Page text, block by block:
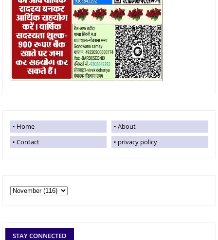
Home
About
Contact
privacy policy
STAY CONNECTED